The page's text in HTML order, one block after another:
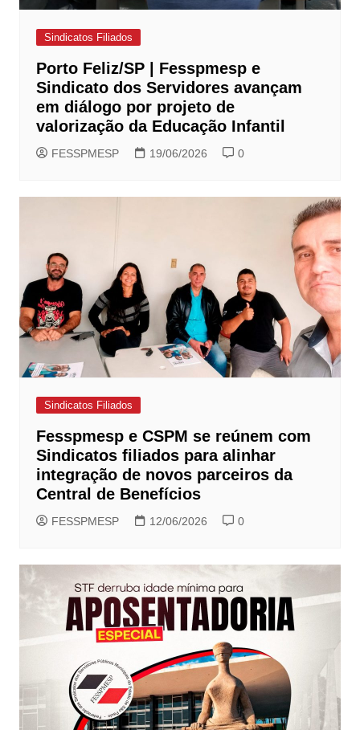
Sindicatos Filiados
Porto Feliz/SP | Fesspmesp e
Sindicato dos Servidores avançam
em diálogo por projeto de
valorização da Educação Infantil
FESSPMESP 19/06/2026 0
Sindicatos Filiados
Fesspmesp e CSPM se reúnem com
Sindicatos filiados para alinhar
integração de novos parceiros da
Central de Benefícios
FESSPMESP 12/06/2026 0